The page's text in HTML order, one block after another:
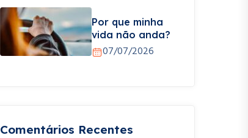
Por que minha
vida não anda?
07/07/2026
Comentários Recentes